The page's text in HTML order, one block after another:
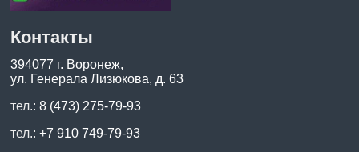
Контакты
394077 г. Воронеж,
ул. Генерала Лизюкова, д. 63
тел.:8 (473) 275-79-93
тел.:+7 910 749-79-93